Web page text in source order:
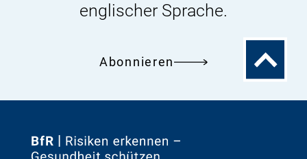
englischer Sprache.
Abonnieren
Zum
Zur